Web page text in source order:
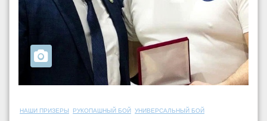
НАШИ ПРИЗЕРЫ РУКОПАШНЫЙ БОЙ УНИВЕРСАЛЬНЫЙ БОЙ